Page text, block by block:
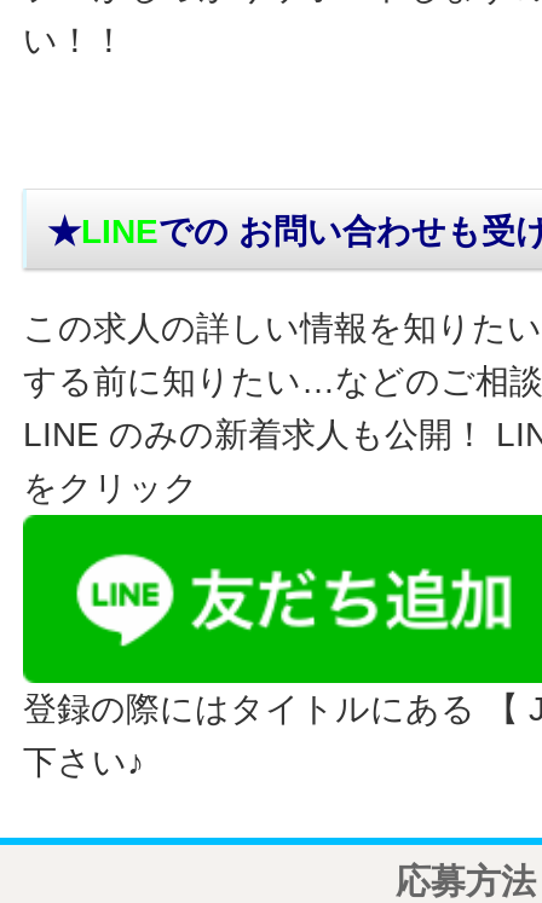
い！！
★LINEでの お問い合わせも受
この求人の詳しい情報を知りた
する前に知りたい…などのご相
LINE のみの新着求人も公開！
をクリック
登録の際にはタイトルにある 【
下さい♪
応募方法